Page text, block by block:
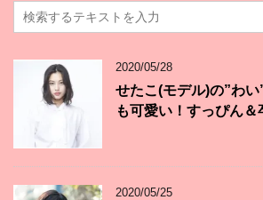
2020/05/28
せたこ(モデル)の”わ
も可愛い！すっぴん＆
2020/05/25